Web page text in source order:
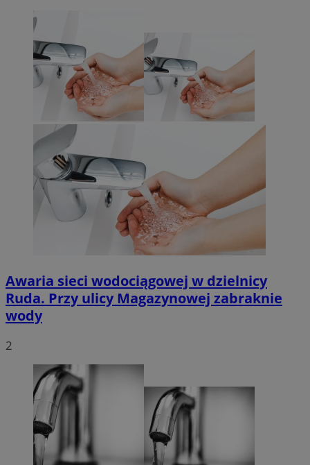
Awaria sieci wodociągowej w dzielnicy
Ruda. Przy ulicy Magazynowej zabraknie
wody
2